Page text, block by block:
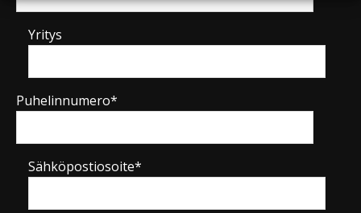
Yritys
Puhelinnumero*
Sähköpostiosoite*